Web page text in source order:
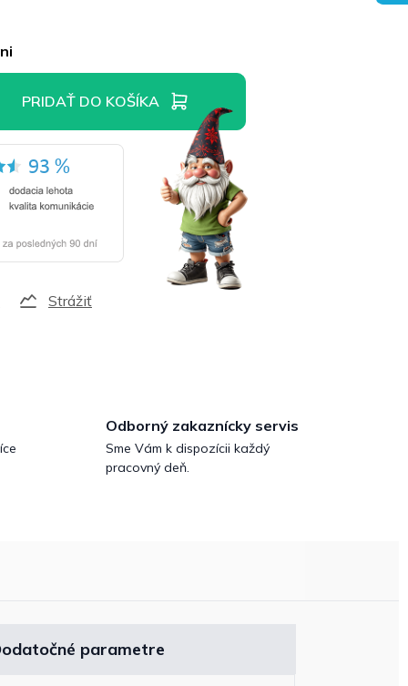
PRIDAŤ DO KOŠÍKA
Strážiť
Odborný zakaznícky servis
Sme Vám k dispozícii každý
pracovný deň.
parametre